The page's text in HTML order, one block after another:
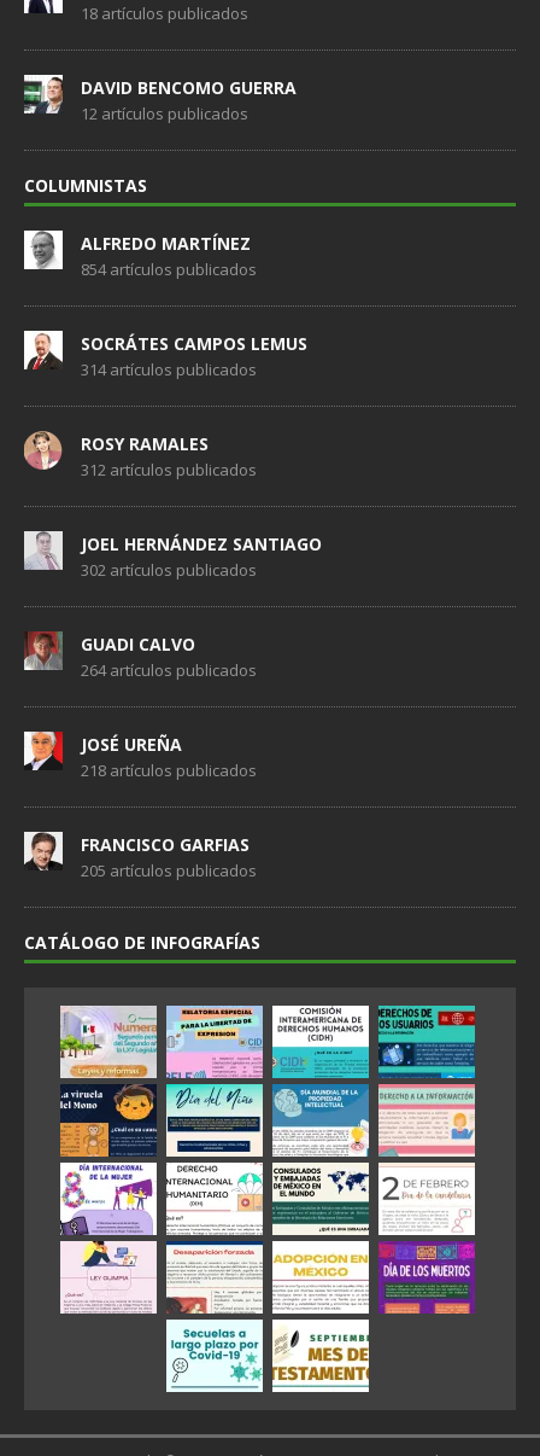
18 artículos publicados
DAVID BENCOMO GUERRA
12 artículos publicados
COLUMNISTAS
ALFREDO MARTÍNEZ
854 artículos publicados
SOCRÁTES CAMPOS LEMUS
314 artículos publicados
ROSY RAMALES
312 artículos publicados
JOEL HERNÁNDEZ SANTIAGO
302 artículos publicados
GUADI CALVO
264 artículos publicados
JOSÉ UREÑA
218 artículos publicados
FRANCISCO GARFIAS
205 artículos publicados
CATÁLOGO DE INFOGRAFÍAS